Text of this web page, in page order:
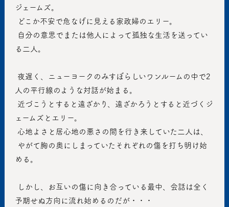
ジェームズ。
どこか不安で危なげに見える家政婦のエリー。
る二人。
人の平行線のような対話が始まる。
ェームズとエリー。
心地よさと居心地の悪さの間を行き来していた二人は、
める。
予期せぬ方向に流れ始めるのだが・・・